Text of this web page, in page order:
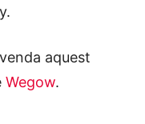
aquest
Wegow.